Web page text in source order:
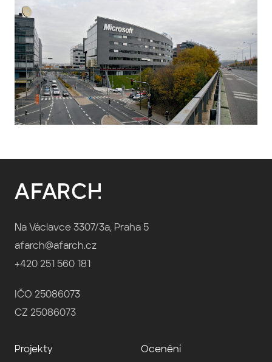
Projekty Ocenění
Na Václavce 3307/3a, Praha 5
afarch@afarch.cz
+420 251 560 181
IČO 25086073
CZ 25086073